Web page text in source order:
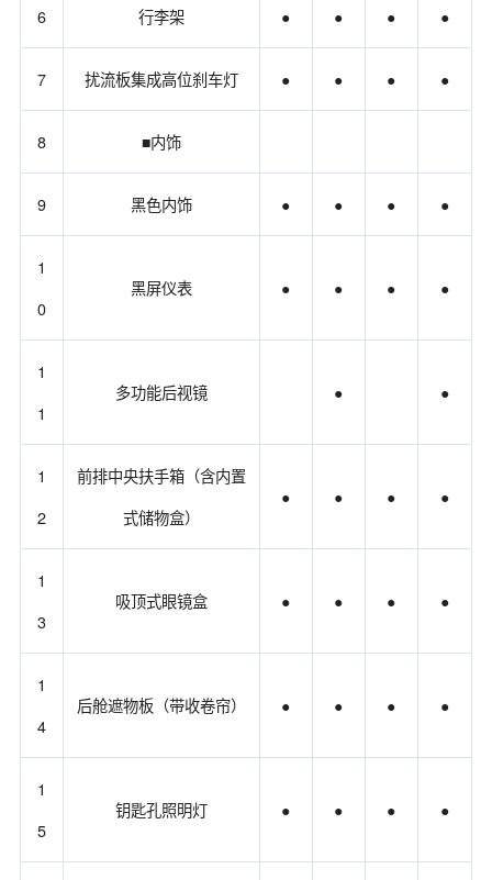
6 行李架 ● ● ● ●
7 扰流板集成高位刹车灯 ● ● ● ●
8 ■内饰
9 黑色内饰 ● ● ● ●
1
0
黑屏仪表 ● ● ● ●
1
1
多功能后视镜 ● ●
1
2
前排中央扶手箱（含内置
式储物盒）
● ● ● ●
1
3
吸顶式眼镜盒 ● ● ● ●
1
4
后舱遮物板（带收卷帘） ● ● ● ●
1
5
钥匙孔照明灯 ● ● ● ●